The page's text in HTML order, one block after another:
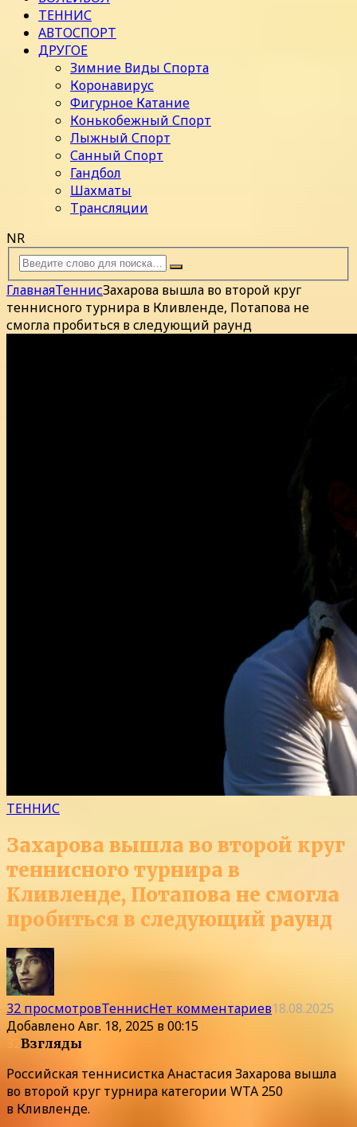
ТЕННИС
АВТОСПОРТ
ДРУГОЕ
Зимние Виды Спорта
Коронавирус
Фигурное Катание
Конькобежный Спорт
Лыжный Спорт
Санный Спорт
Гандбол
Шахматы
Трансляции
NR
ГлавнаяТеннисЗахарова вышла во второй круг
теннисного турнира в Кливленде, Потапова не
смогла пробиться в следующий раунд
ТЕННИС
Захарова вышла во второй круг
теннисного турнира в
Кливленде, Потапова не смогла
пробиться в следующий раунд
32 просмотровТеннисНет комментариев18.08.2025
ДобавленоАвг. 18, 2025 в 00:15
Взгляды
Российская теннисистка Анастасия Захарова вышла
во второй круг турнира категории WTA 250
в Кливленде.